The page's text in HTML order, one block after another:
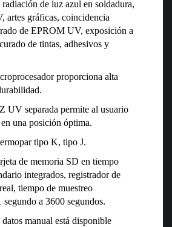
radiación de luz azul en soldadura,
artes gráficas, coincidencia
de EPROM UV, exposición a
de tintas, adhesivos y
proporciona alta
UV separada permite al usuario
una posición óptima.
tipo K, tipo J.
de memoria SD en tiempo
integrados, registrador de
tiempo de muestreo
a 3600 segundos.
manual está disponible